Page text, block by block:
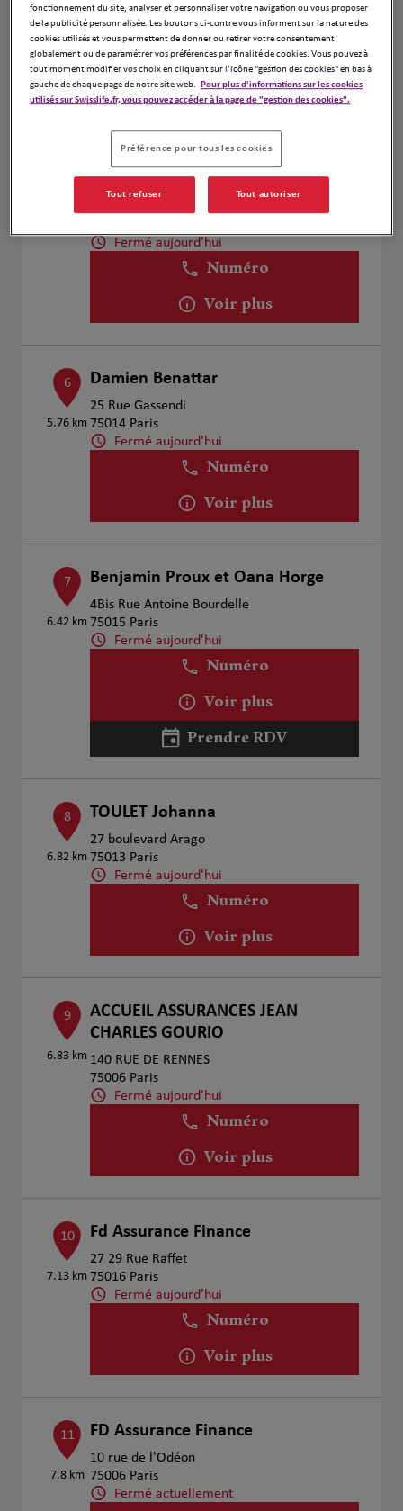
5.28 km
214 Rue De La Croix Nivert
75015 Paris
Fermé aujourd'hui
Numéro
Voir plus
Antoine MALPEYRE
Fermé aujourd'hui
Numéro
Voir plus
6
5.76 km
Damien Benattar
25 Rue Gassendi
75014 Paris
Fermé aujourd'hui
Numéro
Voir plus
7
6.42 km
Benjamin Proux et Oana Horge
4Bis Rue Antoine Bourdelle
75015 Paris
Fermé aujourd'hui
Numéro
Voir plus
Prendre RDV
8
6.82 km
TOULET Johanna
27 boulevard Arago
75013 Paris
Fermé aujourd'hui
Numéro
Voir plus
9
6.83 km
ACCUEIL ASSURANCES JEAN
CHARLES GOURIO
140 RUE DE RENNES
75006 Paris
Fermé aujourd'hui
Numéro
Voir plus
10
7.13 km
Fd Assurance Finance
27 29 Rue Raffet
75016 Paris
Fermé aujourd'hui
Numéro
Voir plus
11
7.8 km
FD Assurance Finance
10 rue de l'Odéon
75006 Paris
Fermé actuellement
fonctionnement du site, analyser et personnaliser votre navigation ou vous proposer
de la publicité personnalisée. Les boutons ci-contre vous informent sur la nature des
cookies utilisés et vous permettent de donner ou retirer votre consentement
globalement ou de paramétrer vos préférences par finalité de cookies. Vous pouvez à
tout moment modifier vos choix en cliquant sur l’icône "gestion des cookies" en bas à
gauche de chaque page de notre site web.
Pour plus d'informations sur les cookies
utilisés sur Swisslife.fr, vous pouvez accéder à la page de "gestion des cookies".
Préférence pour tous les cookies
Tout refuser Tout autoriser